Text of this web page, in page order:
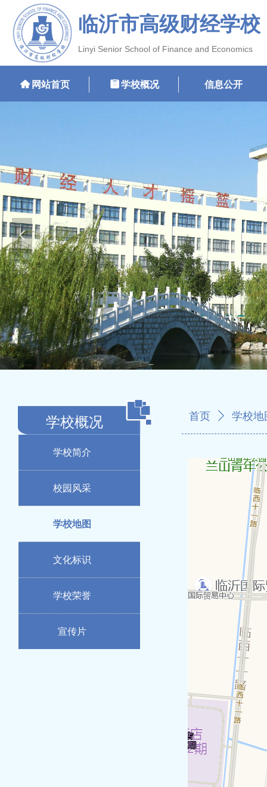
临沂市高级财经学校
Linyi Senior School of Finance and Economics
넳
낀 网站首页 뀳 学校概况 信息公开
学校简介
校园风采
学校地图
文化标识
学校荣誉
宣传片
学校概况 首页 ꄲ 学校地